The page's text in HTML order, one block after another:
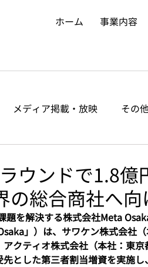
ホーム 事業内容
メディア掲載・放映 その
ウンドで1.8億
総合商社へ向
題を解決する株式会社Meta
」）は、サワケン株式会社
クティオ株式会社（本社：東
とした第三者割当増資を実施